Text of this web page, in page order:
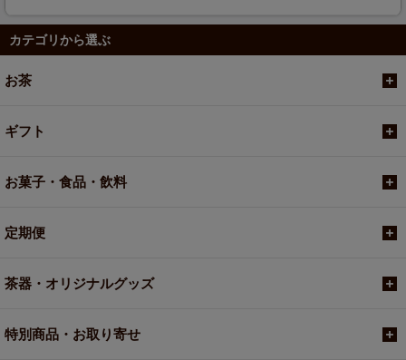
カテゴリから選ぶ
お茶
ギフト
お菓子・食品・飲料
定期便
茶器・オリジナルグッズ
特別商品・お取り寄せ